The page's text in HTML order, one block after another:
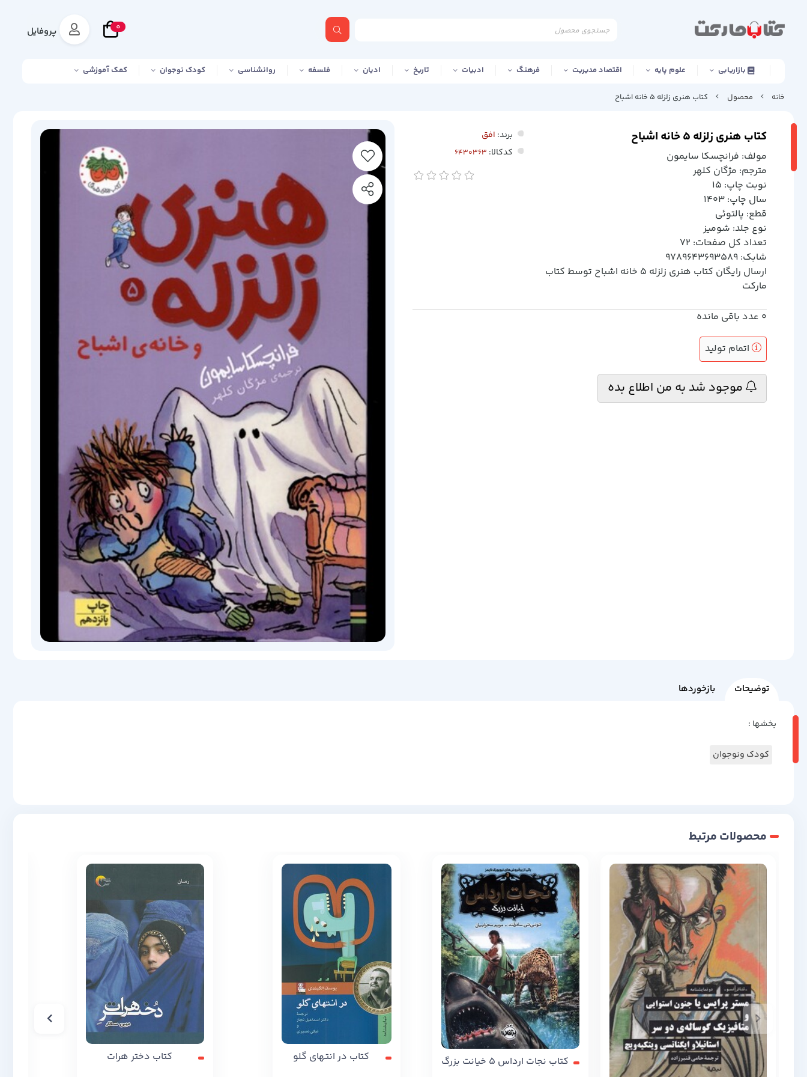
0 پروفایل
بازاریابی علوم پایه اقتصاد مدیریت فرهنگ ادبیات تاریخ ادیان فلسفه روانشناسی کودک نوجوان کمک آموزشی
خانه محصول کتاب هنری زلزله 5 خانه اشباح
کتاب هنری زلزله 5 خانه اشباح
مولف: فرانچسكا سايمون
مترجم: مژگان كلهر
نوبت چاپ: 15
سال چاپ: 1403
قطع: پالتوئي
نوع جلد: شوميز
تعداد کل صفحات: 72
شابک: 9789643693589
ارسال رایگان کتاب هنري زلزله 5 خانه اشباح توسط کتاب
مارکت
برند: افق
کدکالا:
0 عدد باقی مانده
اتمام تولید
موجود شد به من اطلاع بده
توضیحات بازخوردها
بخشها :
کودک ونوجوان
محصولات مرتبط
کتاب نجات ارداس 5 خیانت بزرگ کتاب در انتهای گلو کتاب دختر هرات